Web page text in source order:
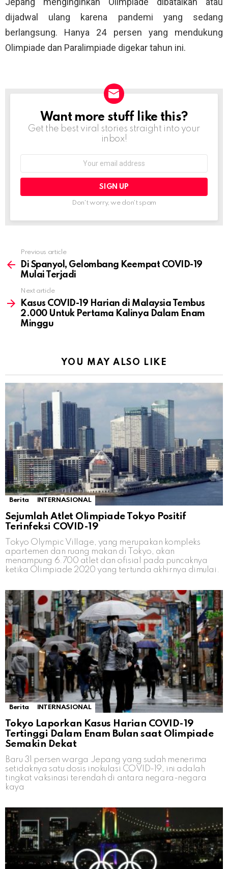
dijadwal ulang karena pandemi yang sedang
berlangsung. Hanya 24 persen yang mendukung
Olimpiade dan Paralimpiade digekar tahun ini.
NEWSLETTER
Want more stuff like this?
Get the best viral stories straight into your
inbox!
Don't worry, we don't spam
more
Previous article
Di Spanyol, Gelombang Keempat COVID-19
Mulai Terjadi
Next article
Kasus COVID-19 Harian di Malaysia Tembus
2.000 Untuk Pertama Kalinya Dalam Enam
Minggu
YOU MAY ALSO LIKE
Berita INTERNASIONAL
Sejumlah Atlet Olimpiade Tokyo Positif
Terinfeksi COVID-19
Tokyo Olympic Village, yang merupakan kompleks
apartemen dan ruang makan di Tokyo, akan
menampung 6.700 atlet dan ofisial pada puncaknya
ketika Olimpiade 2020 yang tertunda akhirnya dimulai.
Berita INTERNASIONAL
Tokyo Laporkan Kasus Harian COVID-19
Tertinggi Dalam Enam Bulan saat Olimpiade
Semakin Dekat
Baru 31 persen warga Jepang yang sudah menerima
setidaknya satu dosis inokulasi COVID-19, ini adalah
tingkat vaksinasi terendah di antara negara-negara
kaya